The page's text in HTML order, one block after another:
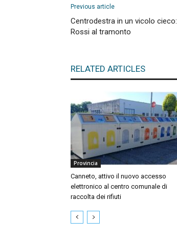
Previous article
Centrodestra in un vicolo
Rossi al tramonto
RELATED ARTICLES
Provincia
Canneto, attivo il nuovo accesso
elettronico al centro comunale di
raccolta dei rifiuti